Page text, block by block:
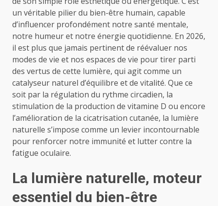
un véritable pilier du bien-être humain, capable
d’influencer profondément notre santé mentale,
notre humeur et notre énergie quotidienne. En 2026,
il est plus que jamais pertinent de réévaluer nos
modes de vie et nos espaces de vie pour tirer parti
des vertus de cette lumière, qui agit comme un
catalyseur naturel d’équilibre et de vitalité. Que ce
soit par la régulation du rythme circadien, la
stimulation de la production de vitamine D ou encore
l’amélioration de la cicatrisation cutanée, la lumière
naturelle s’impose comme un levier incontournable
pour renforcer notre immunité et lutter contre la
fatigue oculaire.
La lumière naturelle, moteur
essentiel du bien-être